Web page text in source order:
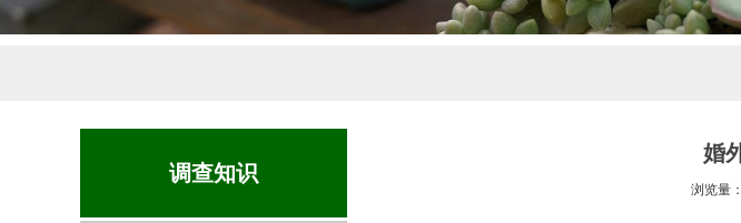
调查知识
婚
浏览量